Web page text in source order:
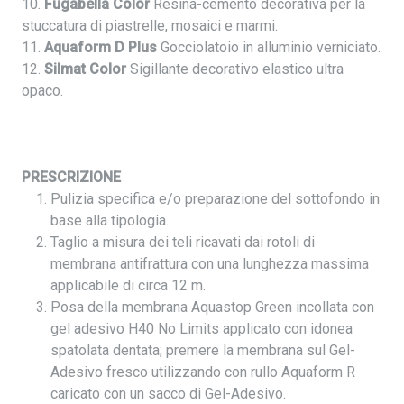
10. Fugabella Color Resina-cemento decorativa per la
stuccatura di piastrelle, mosaici e marmi.
11. Aquaform D Plus Gocciolatoio in alluminio verniciato.
12. Silmat Color Sigillante decorativo elastico ultra
opaco.
PRESCRIZIONE
Pulizia specifica e/o preparazione del sottofondo in
base alla tipologia.
Taglio a misura dei teli ricavati dai rotoli di
membrana antifrattura con una lunghezza massima
applicabile di circa 12 m.
Posa della membrana Aquastop Green incollata con
gel adesivo H40 No Limits applicato con idonea
spatolata dentata; premere la membrana sul Gel-
Adesivo fresco utilizzando con rullo Aquaform R
caricato con un sacco di Gel-Adesivo.